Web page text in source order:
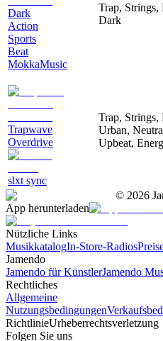
Dark
Action
Sports
Beat
MokkaMusic
Trap, Strings,
Dark
Trapwave
Overdrive
slxt sync
Trap, Strings,
Urban,
Upbeat,
© 2026
App herunterladen
Nützliche Links
MusikkatalogIn-Store-Radios
Jamendo
Jamendo für KünstlerJamendo
Rechtliches
Allgemeine
Nutzungsbedingungen
RichtlinieUrheberrechtsverletzung
Folgen Sie uns